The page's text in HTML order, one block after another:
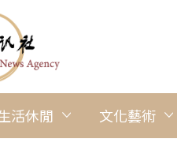
活休閒 文化藝術